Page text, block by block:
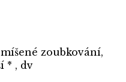
zoubkování,
* , dv